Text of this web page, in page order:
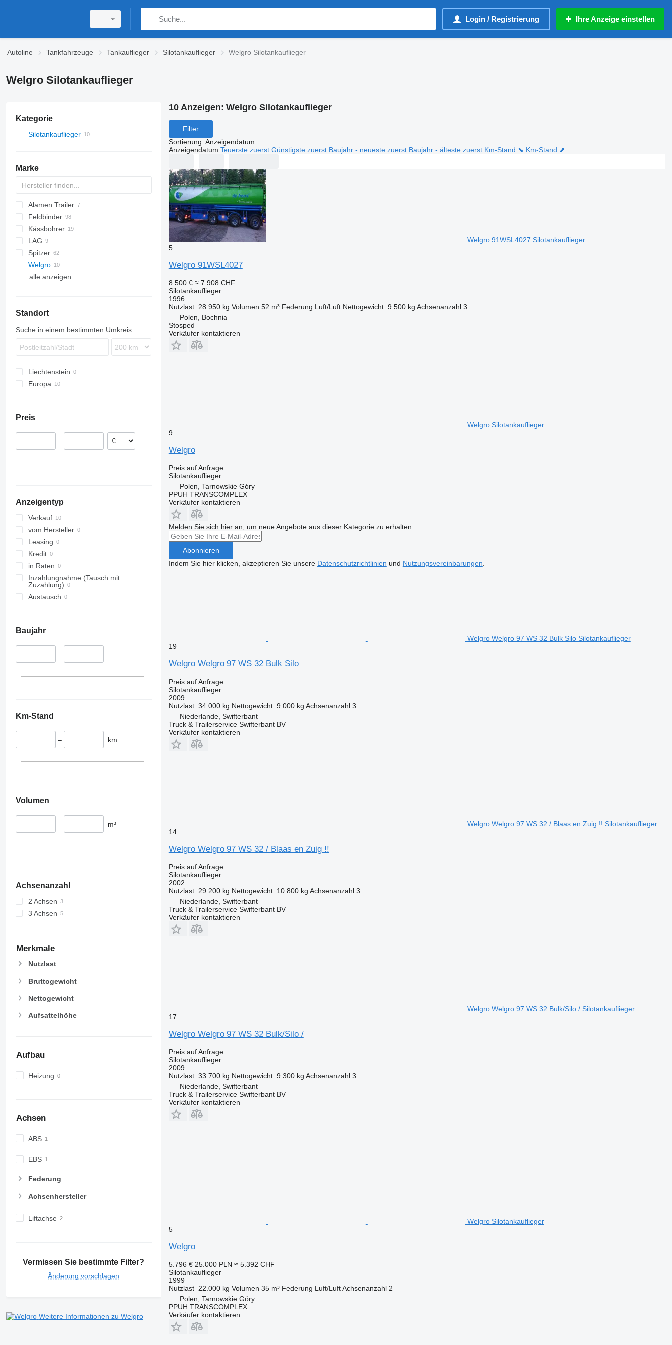
Login / Registrierung Ihre Anzeige einstellen
Autoline Tankfahrzeuge Tankauflieger Silotankauflieger Welgro Silotankauflieger
Welgro Silotankauflieger
Kategorie
Silotankauflieger
Marke
Alamen Trailer
SVM
T-series
Feldbinder
EUT
KIP
ASW
Kässbohrer
SSK
SSL
STB
LAG
0-3
CM
SCT
Spitzer
SF
SK
Welgro
97
alle anzeigen
Standort
Suche in einem bestimmten Umkreis
Liechtenstein
Europa
Preis
–
Anzeigentyp
Verkauf
vom Hersteller
Leasing
Kredit
in Raten
Inzahlungnahme (Tausch mit
Zuzahlung)
Austausch
Baujahr
–
Km-Stand
– km
Volumen
– m³
Achsenanzahl
2 Achsen
3 Achsen
Merkmale
Nutzlast
Bruttogewicht
Nettogewicht
Aufsattelhöhe
Aufbau
Heizung
Achsen
ABS
EBS
Federung
Achsenhersteller
Liftachse
Vermissen Sie bestimmte Filter?
Änderung vorschlagen
Weitere Informationen zu Welgro
10 Anzeigen: Welgro Silotankauflieger
Filter
Sortierung: Anzeigendatum
Anzeigendatum Teuerste zuerst Günstigste zuerst Baujahr - neueste zuerst Baujahr - älteste zuerst Km-Stand ⬊ Km-Stand ⬈
Welgro 91WSL4027 Silotankauflieger
5
Welgro 91WSL4027
8.500 € ≈ 7.908 CHF
Silotankauflieger
1996
Nutzlast 28.950 kg Volumen 52 m³ Federung Luft/Luft Nettogewicht 9.500 kg Achsenanzahl 3
Polen, Bochnia
Stosped
Verkäufer kontaktieren
Welgro Silotankauflieger
9
Welgro
Preis auf Anfrage
Silotankauflieger
Polen, Tarnowskie Góry
PPUH TRANSCOMPLEX
Verkäufer kontaktieren
Melden Sie sich hier an, um neue Angebote aus dieser Kategorie zu erhalten
Abonnieren
Indem Sie hier klicken, akzeptieren Sie unsere Datenschutzrichtlinien und Nutzungsvereinbarungen
Welgro Welgro 97 WS 32 Bulk Silo Silotankauflieger
19
Welgro Welgro 97 WS 32 Bulk Silo
Preis auf Anfrage
Silotankauflieger
2009
Nutzlast 34.000 kg Nettogewicht 9.000 kg Achsenanzahl 3
Niederlande, Swifterbant
Truck & Trailerservice Swifterbant BV
Verkäufer kontaktieren
Welgro Welgro 97 WS 32 / Blaas en Zuig !! Silotankauflieger
14
Welgro Welgro 97 WS 32 / Blaas en Zuig !!
Preis auf Anfrage
Silotankauflieger
2002
Nutzlast 29.200 kg Nettogewicht 10.800 kg Achsenanzahl 3
Niederlande, Swifterbant
Truck & Trailerservice Swifterbant BV
Verkäufer kontaktieren
Welgro Welgro 97 WS 32 Bulk/Silo / Silotankauflieger
17
Welgro Welgro 97 WS 32 Bulk/Silo /
Preis auf Anfrage
Silotankauflieger
2009
Nutzlast 33.700 kg Nettogewicht 9.300 kg Achsenanzahl 3
Niederlande, Swifterbant
Truck & Trailerservice Swifterbant BV
Verkäufer kontaktieren
Welgro Silotankauflieger
5
Welgro
5.796 € 25.000 PLN ≈ 5.392 CHF
Silotankauflieger
1999
Nutzlast 22.000 kg Volumen 35 m³ Federung Luft/Luft Achsenanzahl 2
Polen, Tarnowskie Góry
PPUH TRANSCOMPLEX
Verkäufer kontaktieren